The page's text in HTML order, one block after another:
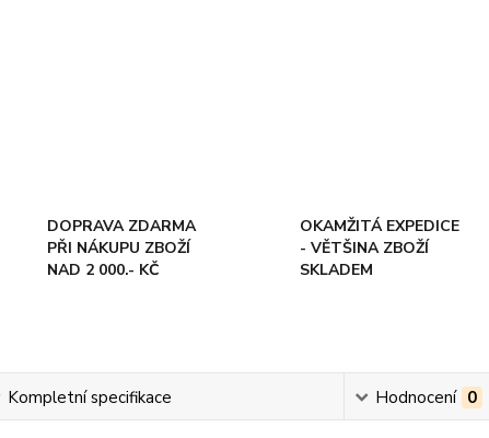
DOPRAVA ZDARMA
PŘI NÁKUPU ZBOŽÍ
NAD 2 000.- KČ
OKAMŽITÁ EXPEDICE
- VĚTŠINA ZBOŽÍ
SKLADEM
Kompletní specifikace Hodnocení 0